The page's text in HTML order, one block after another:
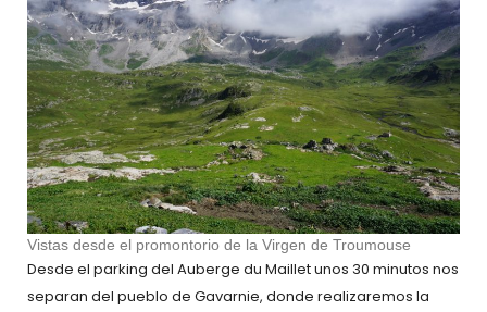
Vistas desde el promontorio de la Virgen de Troumouse
Desde el parking del Auberge du Maillet unos 30 minutos nos
separan del pueblo de Gavarnie, donde realizaremos la